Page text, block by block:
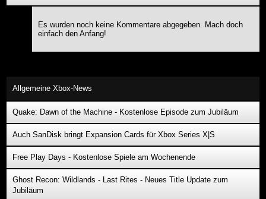
Es wurden noch keine Kommentare abgegeben. Mach doch
einfach den Anfang!
Allgemeine Xbox-News
Quake: Dawn of the Machine - Kostenlose Episode zum Jubiläum
Auch SanDisk bringt Expansion Cards für Xbox Series X|S
Free Play Days - Kostenlose Spiele am Wochenende
Ghost Recon: Wildlands - Last Rites - Neues Title Update zum
Jubiläum